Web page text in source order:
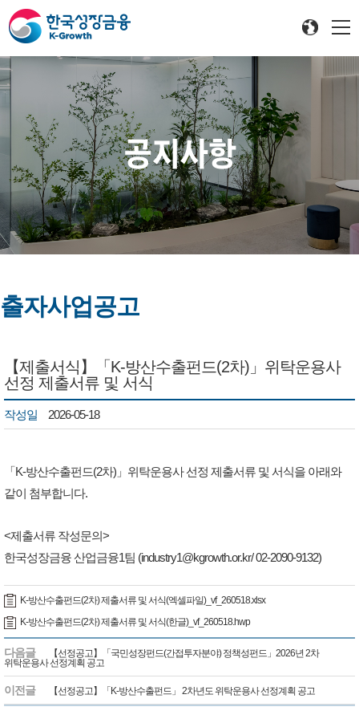
공지사항
출자사업공고
【제출서식】「K-방산수출펀드(2차)」위탁운용사
선정 제출서류 및 서식
작성일 2026-05-18
「K-방산수출펀드(2차)」위탁운용사 선정 제출서류 및 서식을 아래와
같이 첨부합니다.
<제출서류 작성문의>
한국성장금융 산업금융1팀 (industry1@kgrowth.or.kr/ 02-2090-9132)
K-방산수출펀드(2차) 제출서류 및 서식(엑셀파일)_vf_260518.xlsx
K-방산수출펀드(2차) 제출서류 및 서식(한글)_vf_260518.hwp
다음글
【선정공고】「국민성장펀드(간접투자분야) 정책성펀드」2026년 2차
위탁운용사 선정계획 공고
이전글 【선정공고】「K-방산수출펀드」 2차년도 위탁운용사 선정계획 공고